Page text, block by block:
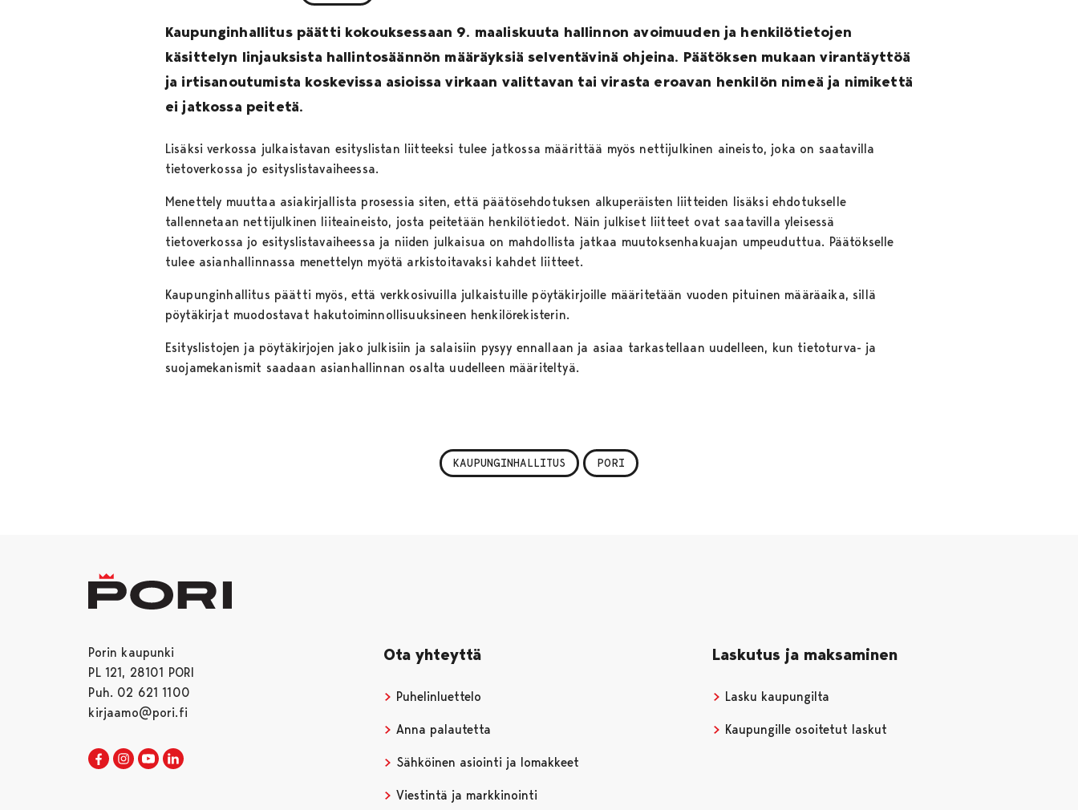
Kaupunginhallitus päätti kokouksessaan 9. maaliskuuta hallinnon avoimuuden ja henkilötietojen
käsittelyn linjauksista hallintosäännön määräyksiä selventävinä ohjeina. Päätöksen mukaan virantäyttöä
ja irtisanoutumista koskevissa asioissa virkaan valittavan tai virasta eroavan henkilön nimeä ja nimikettä
ei jatkossa peitetä.
Lisäksi verkossa julkaistavan esityslistan liitteeksi tulee jatkossa määrittää myös nettijulkinen aineisto, joka on saatavilla
tietoverkossa jo esityslistavaiheessa.
Menettely muuttaa asiakirjallista prosessia siten, että päätösehdotuksen alkuperäisten liitteiden lisäksi ehdotukselle
tallennetaan nettijulkinen liiteaineisto, josta peitetään henkilötiedot. Näin julkiset liitteet ovat saatavilla yleisessä
tietoverkossa jo esityslistavaiheessa ja niiden julkaisua on mahdollista jatkaa muutoksenhakuajan umpeuduttua. Päätökselle
tulee asianhallinnassa menettelyn myötä arkistoitavaksi kahdet liitteet.
Kaupunginhallitus päätti myös, että verkkosivuilla julkaistuille pöytäkirjoille määritetään vuoden pituinen määräaika, sillä
pöytäkirjat muodostavat hakutoiminnollisuuksineen henkilörekisterin.
Esityslistojen ja pöytäkirjojen jako julkisiin ja salaisiin pysyy ennallaan ja asiaa tarkastellaan uudelleen, kun tietoturva- ja
suojamekanismit saadaan asianhallinnan osalta uudelleen määriteltyä.
KAUPUNGINHALLITUS PORI
Porin kaupunki
PL 121, 28101 PORI
Puh. 02 621 1100
kirjaamo@pori.fi
Porin kaupunki Facebookissa
Avautuu uudessa välilehdessä
Porin kaupunki Instagramissa
Avautuu uudessa välilehdessä
Porin kaupunki Youtubessa
Avautuu uudessa välilehdessä
Ota yhteyttä
Puhelinluettelo
Anna palautetta
Sähköinen asiointi ja lomakkeet
Viestintä ja markkinointi
Laskutus ja maksaminen
Lasku kaupungilta
Kaupungille osoitetut laskut